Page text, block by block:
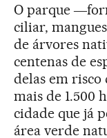
O parque
ciliar,
de árvores
centenas de
delas em risco
mais de 1.500
cidade que já
área verde